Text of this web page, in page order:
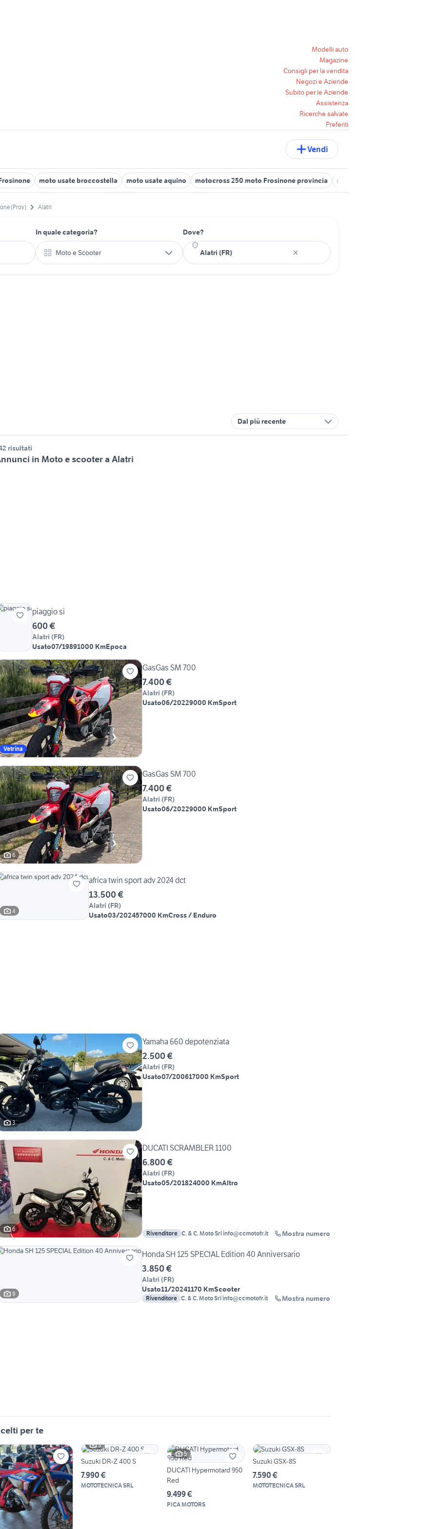
Modelli auto
Magazine
Consigli per la vendita
Negozi e Aziende
Subito per le Aziende
Assistenza
Ricerche salvate
Preferiti
Vendi
moto usate broccostella moto usate aquino motocross 250 moto Frosinone provincia moto usate colfelice
(Prov) Alatri
In quale categoria?
Moto e Scooter
Dove?
Dal più recente
risultati
in Moto e scooter a Alatri
piaggio si
600 €
Alatri (FR)
Usato07/19891000 KmEpoca
Vetrina
GasGas SM 700
7.400 €
Alatri (FR)
Usato06/20229000 KmSport
6
GasGas SM 700
7.400 €
Alatri (FR)
Usato06/20229000 KmSport
4
africa twin sport adv 2024 dct
13.500 €
Alatri (FR)
Usato03/202457000 KmCross / Enduro
3
Yamaha 660 depotenziata
2.500 €
Alatri (FR)
Usato07/200617000 KmSport
6
DUCATI SCRAMBLER 1100
6.800 €
Alatri (FR)
Usato05/201824000 KmAltro
Rivenditore C. & C. Moto Srl info@ccmotofr.it Mostra numero
9
Honda SH 125 SPECIAL Edition 40 Anniversario
3.850 €
Alatri (FR)
Usato11/20241170 KmScooter
Rivenditore C. & C. Moto Srl info@ccmotofr.it Mostra numero
per te
3
Suzuki DR-Z 400 S
7.990 €
MOTOTECNICA SRL
5
DUCATI Hypermotard 950
Red
9.499 €
PICA MOTORS
Suzuki GSX-8S
7.590 €
MOTOTECNICA SRL